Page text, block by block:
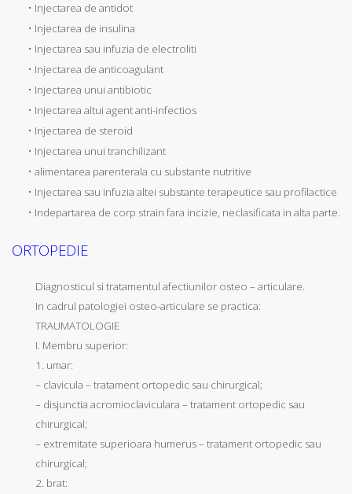
• Injectarea de antidot
• Injectarea de insulina
• Injectarea sau infuzia de electroliti
• Injectarea de anticoagulant
• Injectarea unui antibiotic
• Injectarea altui agent anti-infectios
• Injectarea de steroid
• Injectarea unui tranchilizant
• alimentarea parenterala cu substante nutritive
• Injectarea sau infuzia altei substante terapeutice sau profilactice
• Indepartarea de corp strain fara incizie, neclasificata in alta parte.
ORTOPEDIE
Diagnosticul si tratamentul afectiunilor osteo – articulare.
In cadrul patologiei osteo-articulare se practica:
TRAUMATOLOGIE
I. Membru superior:
1. umar:
– clavicula – tratament ortopedic sau chirurgical;
– disjunctia acromioclaviculara – tratament ortopedic sau
chirurgical;
– extremitate superioara humerus – tratament ortopedic sau
chirurgical;
2. brat: